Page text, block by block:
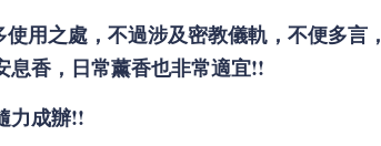
用之處，不過涉及密教儀軌，不便多言，
息香，日常薰香也非常適宜!!
力成辦!!